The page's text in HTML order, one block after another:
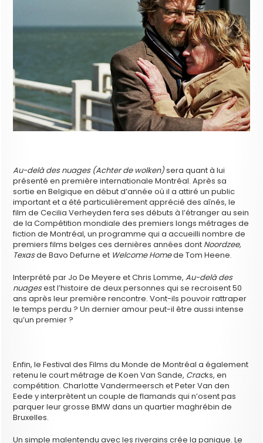
Au-delà des nuages (Achter de wolken)sera quant à lui
présenté en première internationale Montréal. Après sa
sortie en Belgique en début d’année où il a attiré un public
important et a été particulièrement apprécié des aînés, le
film de Cecilia Verheyden fera ses débuts à l’étranger au sein
de la Compétition mondiale des premiers longs métrages de
fiction de Montréal, un programme qui a accueilli nombre de
premiers films belges ces dernières années dont Noordzee,
Texasde Bavo Defurne et Welcome Homede Tom Heene.
Interprété par Jo De Meyere et Chris Lomme,Au-delà des
nuagesest l’histoire de deux personnes qui se recroisent 50
ans après leur première rencontre. Vont-ils pouvoir rattraper
le temps perdu ? Un dernier amour peut-il être aussi intense
qu’un premier ?
Enfin, le Festival des Films du Monde de Montréal a également
retenu le court métrage de Koen Van Sande, Cracks, en
compétition. Charlotte Vandermeersch et Peter Van den
Eede y interprètent un couple de flamands qui n’osent pas
parquer leur grosse BMW dans un quartier maghrébin de
Bruxelles.
Un simple malentendu avec les riverains crée la panique. Le